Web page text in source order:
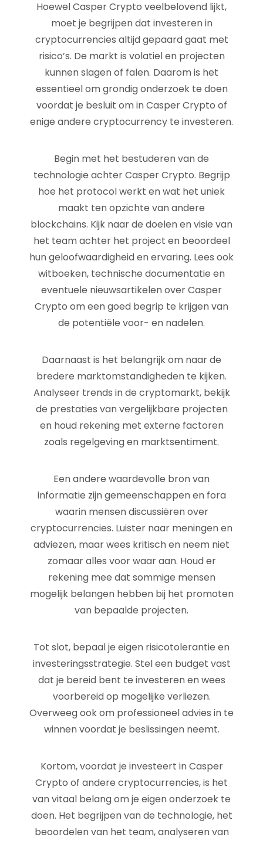
Hoewel Casper Crypto veelbelovend lijkt,
moet je begrijpen dat investeren in
cryptocurrencies altijd gepaard gaat met
risico’s. De markt is volatiel en projecten
kunnen slagen of falen. Daarom is het
essentieel om grondig onderzoek te doen
voordat je besluit om in Casper Crypto of
enige andere cryptocurrency te investeren.
Begin met het bestuderen van de
technologie achter Casper Crypto. Begrijp
hoe het protocol werkt en wat het uniek
maakt ten opzichte van andere
blockchains. Kijk naar de doelen en visie van
het team achter het project en beoordeel
hun geloofwaardigheid en ervaring. Lees ook
witboeken, technische documentatie en
eventuele nieuwsartikelen over Casper
Crypto om een goed begrip te krijgen van
de potentiële voor- en nadelen.
Daarnaast is het belangrijk om naar de
bredere marktomstandigheden te kijken.
Analyseer trends in de cryptomarkt, bekijk
de prestaties van vergelijkbare projecten
en houd rekening met externe factoren
zoals regelgeving en marktsentiment.
Een andere waardevolle bron van
informatie zijn gemeenschappen en fora
waarin mensen discussiëren over
cryptocurrencies. Luister naar meningen en
adviezen, maar wees kritisch en neem niet
zomaar alles voor waar aan. Houd er
rekening mee dat sommige mensen
mogelijk belangen hebben bij het promoten
van bepaalde projecten.
Tot slot, bepaal je eigen risicotolerantie en
investeringsstrategie. Stel een budget vast
dat je bereid bent te investeren en wees
voorbereid op mogelijke verliezen.
Overweeg ook om professioneel advies in te
winnen voordat je beslissingen neemt.
Kortom, voordat je investeert in Casper
Crypto of andere cryptocurrencies, is het
van vitaal belang om je eigen onderzoek te
doen. Het begrijpen van de technologie, het
beoordelen van het team, analyseren van